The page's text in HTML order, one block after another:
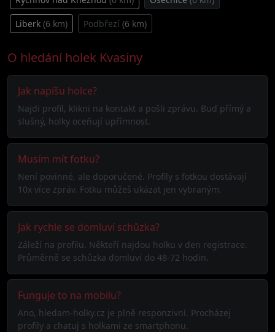
Liberk (6 km) Podbřezí (6 km)
O hledání holek Kvasiny
Jak napíšu holce?
Najdi profil, klikni na kontakt a pošli zprávu. Buď přímý a
slušný, holky oceňují upřímnost.
Musím mít fotku?
Není povinné, ale doporučené. Profily s fotkou dostávají
10x více zpráv. Fotku můžeš ukázat jen vybraným.
Jak rychle se domluví schůzka?
Záleží na profilu. Někteří najdou holku v den registrace.
Průměrně se schůzka domluví do 48-72 hodin.
Funguje to na mobilu?
Ano, hledam-holky.cz je plně responzivní. Procházej
profily a chatuj s holkami ze smartphonu.